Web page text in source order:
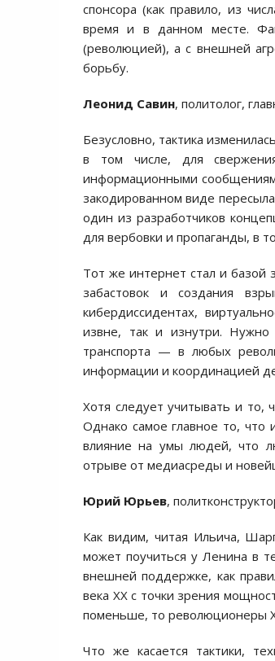
спонсора (как правило, из
время и в данном месте.
(революцией), а с внешней
борьбу.
Леонид Савин, политолог,
Безусловно, тактика
в том числе, для
информационными
закодированном виде
один из разработчиков
для вербовки и пропаганды, в
Тот же интернет стал и базой
забастовок и создания
кибердиссидентах,
извне, так и изнутри. Нужно
транспорта — в любых
информации и координацией
Хотя следует учитывать и
Однако самое главное то, что
влияние на умы людей, что
отрыве от медиасреды и
Юрий Юрьев,
Как видим, читая Ильича,
может поучиться у Ленина в
внешней поддержке, как
века XX с точки зрения
поменьше, то революционеры
Что же касается тактики,